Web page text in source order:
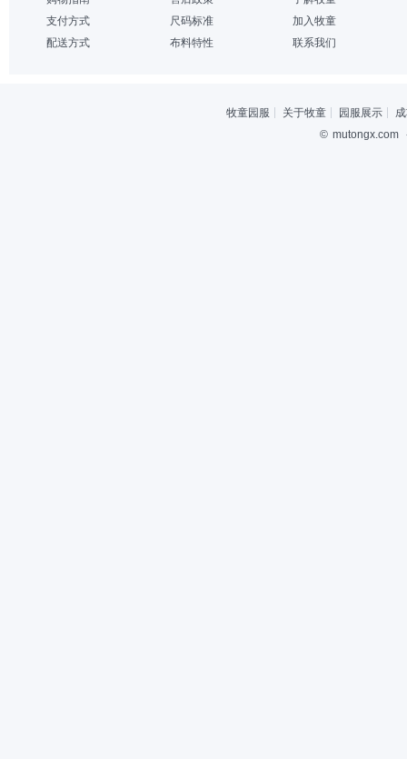
支付方式
配送方式
尺码标准
布料特性
加入牧童
联系我们
牧童园服 关于牧童 园服展示
© mutongx.com